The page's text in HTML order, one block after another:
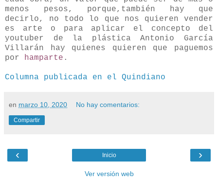
menos pesos, porque,también hay que
decirlo, no todo lo que nos quieren vender
es arte o para aplicar el concepto del
youtuber de la plástica Antonio García
Villarán hay quienes quieren que paguemos
por hamparte .
Columna publicada en el Quindiano
en marzo 10, 2020 No hay comentarios:
Compartir
‹ ›
Inicio
Ver versión web